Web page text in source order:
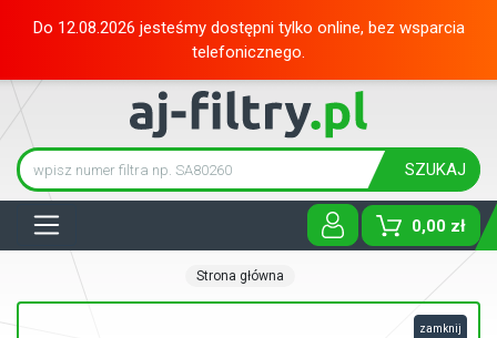
Do 12.08.2026 jesteśmy dostępni tylko online, bez wsparcia
telefonicznego.
SZUKAJ
0,00 zł
Strona główna
zamknij